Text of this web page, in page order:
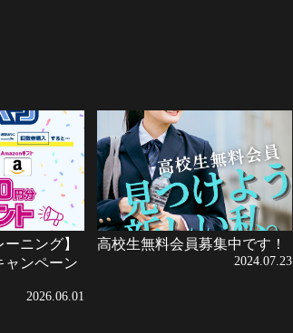
ニング】
ャンペーン
2026.06.01
高校生無料会員募集中です！
2024.07.23